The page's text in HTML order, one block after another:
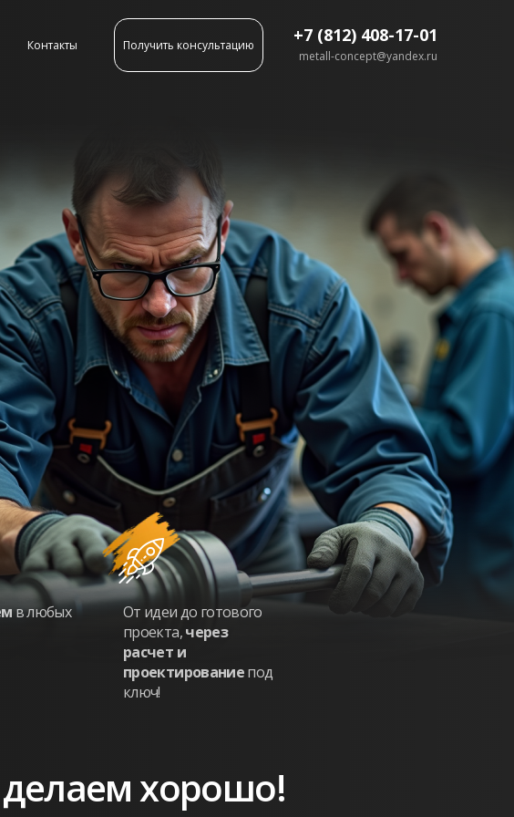
Контакты Получить консультацию +7 (812) 408-17-01
metall-concept@yandex.ru
в любых
От идеи до готового
проекта,через
расчет и
проектированиепод
ключ!
хорошо!